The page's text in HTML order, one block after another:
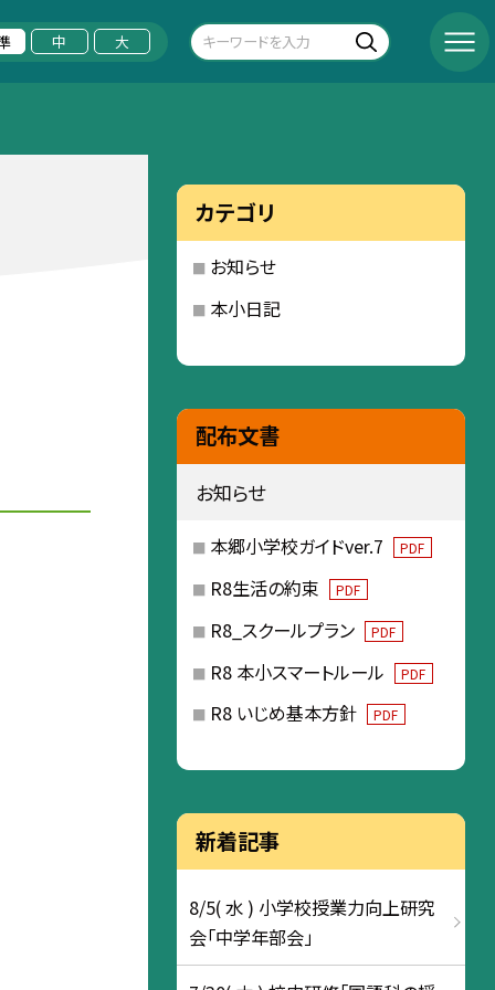
中 大
カテゴリ
お知らせ
本小日記
配布文書
お知らせ
本郷小学校ガイドver.7 PDF
R8生活の約束 PDF
R8_スクールプラン PDF
R8 本小スマートルール PDF
R8 いじめ基本方針 PDF
新着記事
8/5( 水 ) 小学校授業力向上研究
会「中学年部会」